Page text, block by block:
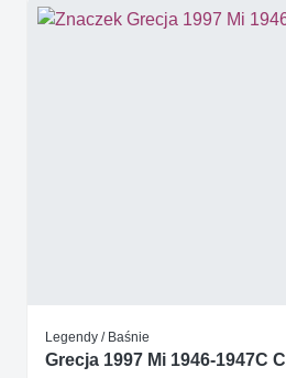
Legendy / Baśnie
Grecja 1997 Mi 1946-1947C